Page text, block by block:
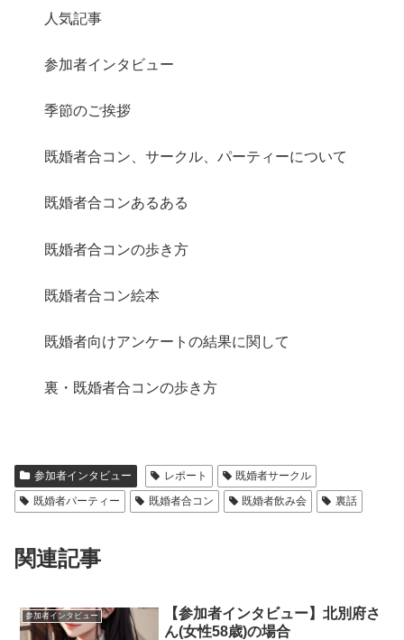
さらに読み込む
人気記事
参加者インタビュー
季節のご挨拶
既婚者合コン、サークル、パーティーについて
既婚者合コンあるある
既婚者合コンの歩き方
既婚者合コン絵本
既婚者向けアンケートの結果に関して
裏・既婚者合コンの歩き方
参加者インタビュー レポート
既婚者サークル
既婚者パーティー
既婚者合コン 既婚者飲み会 裏話
関連記事
参加者インタビュー
【参加者インタビュー】北別府さ
ん(女性58歳)の場合